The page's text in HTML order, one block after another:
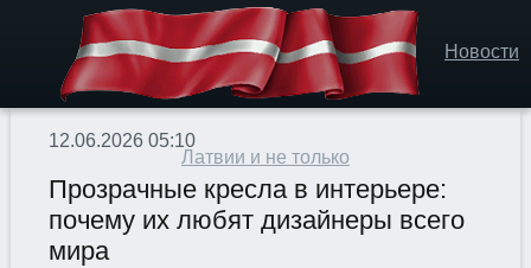
Новости
Латвии и не только
12.06.2026 05:10
Прозрачные кресла в интерьере:
почему их любят дизайнеры всего
мира